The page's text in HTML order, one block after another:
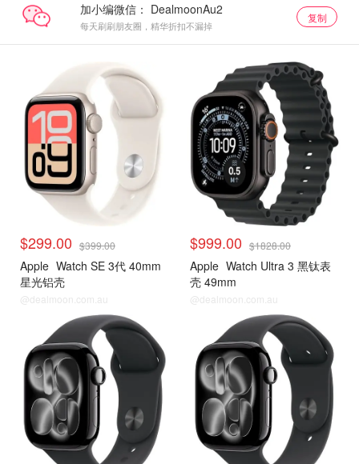
加小编微信：
每天刷刷朋友圈，精华折扣不漏掉
复制
$299.00 $399.00
Apple Watch SE 3代 40mm
星光铝壳
@dealmoon.com.au
$999.00 $1828.00
Apple Watch Ultra 3 黑钛表
壳 49mm
@dealmoon.com.au